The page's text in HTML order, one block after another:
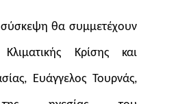
σύσκεψη θα συμμετέχουν
Κρίσης και
Ευάγγελος Τουρνάς,